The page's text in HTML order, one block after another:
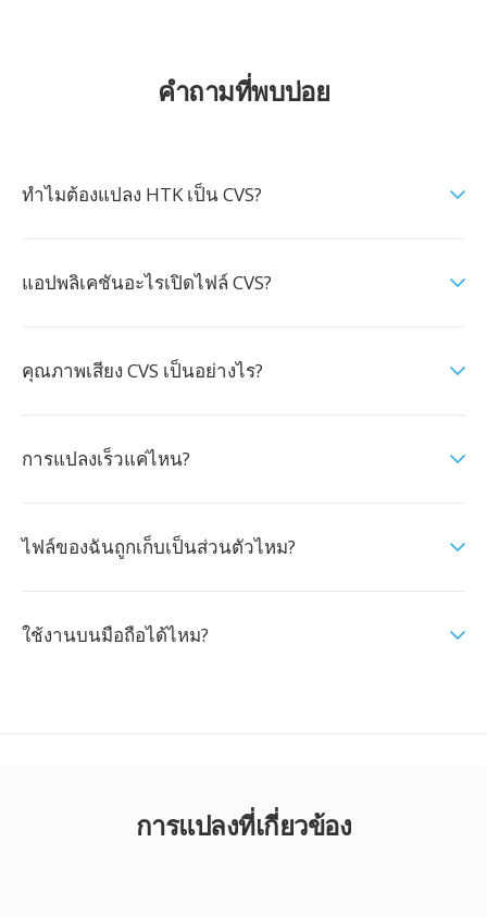
คำถามที่พบบ่อย
ทำไมต้องแปลง HTK เป็น CVS?
แอปพลิเคชันอะไรเปิดไฟล์ CVS?
คุณภาพเสียง CVS เป็นอย่างไร?
การแปลงเร็วแค่ไหน?
ไฟล์ของฉันถูกเก็บเป็นส่วนตัวไหม?
ใช้งานบนมือถือได้ไหม?
การแปลงที่เกี่ยวข้อง